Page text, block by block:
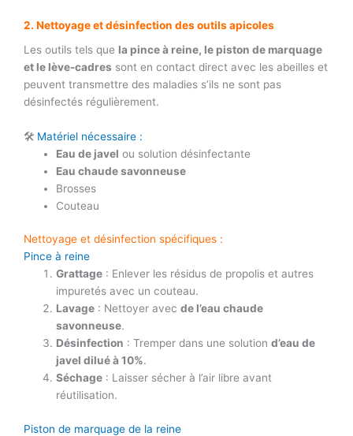
2. Nettoyage et désinfection des outils apicoles
Les outils tels que la pince à reine, le piston de marquage
et le lève-cadres sont en contact direct avec les abeilles et
peuvent transmettre des maladies s’ils ne sont pas
désinfectés régulièrement.
🛠 Matériel nécessaire :
Eau de javel ou solution désinfectante
Eau chaude savonneuse
Brosses
Couteau
Nettoyage et désinfection spécifiques :
Pince à reine
Grattage : Enlever les résidus de propolis et autres
impuretés avec un couteau.
Lavage : Nettoyer avecde l’eau chaude
savonneuse.
Désinfection : Tremper dans une solutiond’eau de
javel dilué à 10%.
Séchage : Laisser sécher à l’air libre avant
réutilisation.
Piston de marquage de la reine